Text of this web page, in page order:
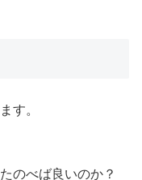
す。
のべば良いのか？